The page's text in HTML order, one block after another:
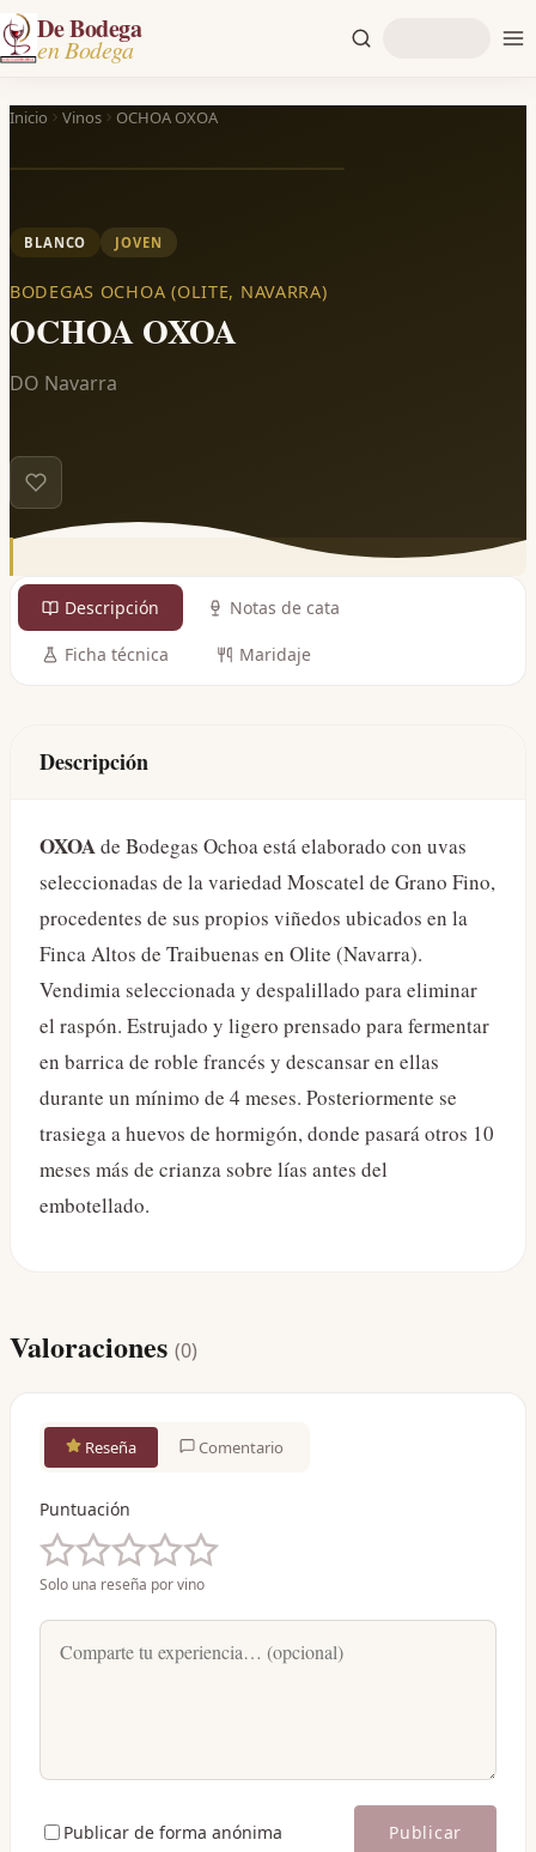
De Bodega
en Bodega
Inicio Vinos OCHOA OXOA
BLANCO JOVEN
BODEGAS OCHOA (OLITE, NAVARRA)
OCHOA OXOA
DO Navarra
Descripción Notas de cata
Ficha técnica Maridaje
Descripción
OXOAde Bodegas Ochoa está elaborado con uvas
seleccionadas de la variedad Moscatel de Grano Fino,
procedentes de sus propios viñedos ubicados en la
Finca Altos de Traibuenas en Olite (Navarra).
Vendimia seleccionada y despalillado para eliminar
el raspón. Estrujado y ligero prensado para fermentar
en barrica de roble francés y descansar en ellas
durante un mínimo de 4 meses. Posteriormente se
trasiega a huevos de hormigón, donde pasará otros 10
meses más de crianza sobre lías antes del
embotellado.
Valoraciones (0)
Reseña Comentario
Puntuación
Solo una reseña por vino
Publicar de forma anónima Publicar